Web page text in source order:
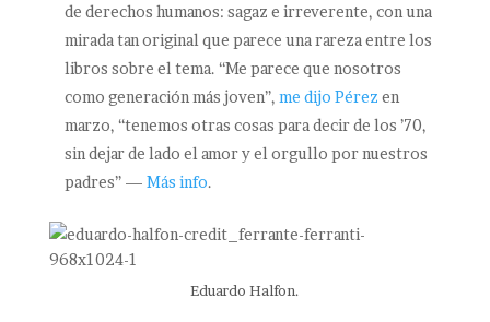
de derechos humanos: sagaz e irreverente, con una
mirada tan original que parece una rareza entre los
libros sobre el tema. “Me parece que nosotros
como generación más joven”, me dijo Pérez en
marzo, “tenemos otras cosas para decir de los ’70,
sin dejar de lado el amor y el orgullo por nuestros
padres” — Más info.
Eduardo Halfon.